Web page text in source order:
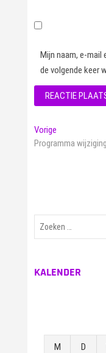
Mijn naam, e-mail
de volgende keer
Bericht
navigatie
VorigeVorig
bericht:
Programma wijziging
KALENDER
M D